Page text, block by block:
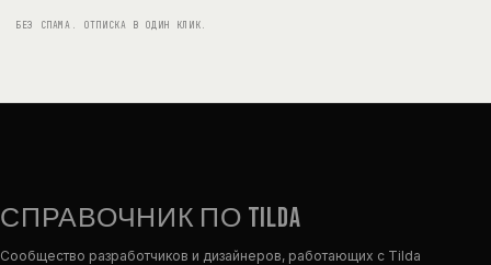
БЕЗ СПАМА. ОТПИСКА В ОДИН КЛИК.
СПРАВОЧНИК ПО TILDA
Сообщество разработчиков и дизайнеров, работающих с Tilda